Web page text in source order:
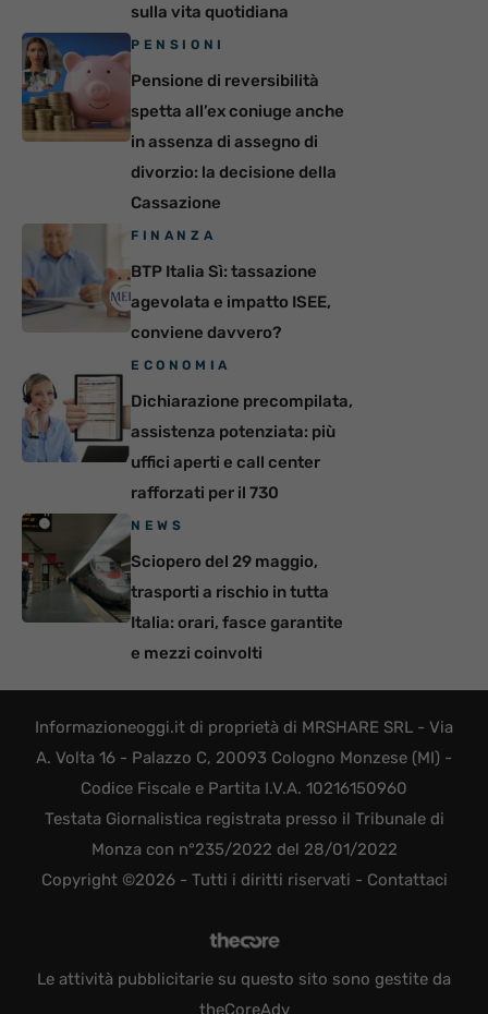
sulla vita quotidiana
PENSIONI
Pensione di reversibilità
spetta all’ex coniuge anche
in assenza di assegno di
divorzio: la decisione della
Cassazione
FINANZA
BTP Italia Sì: tassazione
agevolata e impatto ISEE,
conviene davvero?
ECONOMIA
Dichiarazione precompilata,
assistenza potenziata: più
uffici aperti e call center
rafforzati per il 730
NEWS
Sciopero del 29 maggio,
trasporti a rischio in tutta
Italia: orari, fasce garantite
e mezzi coinvolti
Informazioneoggi.it di proprietà di MRSHARE SRL - Via
A. Volta 16 - Palazzo C, 20093 Cologno Monzese (MI) -
Codice Fiscale e Partita I.V.A. 10216150960
Testata Giornalistica registrata presso il Tribunale di
Monza con n°235/2022 del 28/01/2022
Copyright ©2026 - Tutti i diritti riservati - Contattaci
Le attività pubblicitarie su questo sito sono gestite da
theCoreAdv